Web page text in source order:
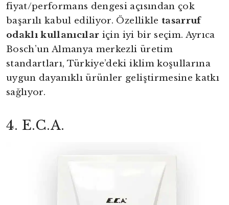
fiyat/performans dengesi açısından çok
başarılı kabul ediliyor. Özellikle tasarruf
odaklı kullanıcılar için iyi bir seçim. Ayrıca
Bosch’un Almanya merkezli üretim
standartları, Türkiye’deki iklim koşullarına
uygun dayanıklı ürünler geliştirmesine katkı
sağlıyor.
4. E.C.A.